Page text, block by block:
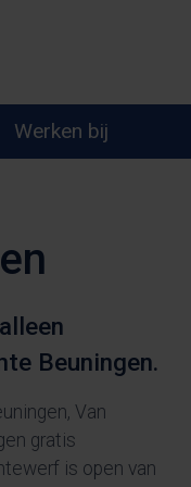
Werken bij
Beuningen.
Van
gratis
is open van